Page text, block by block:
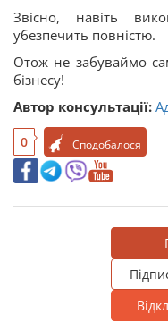
Звісно, навіть
убезпечить повністю.
Отож не забуваймо
бізнесу!
Автор консультації:
0 Сподобалося